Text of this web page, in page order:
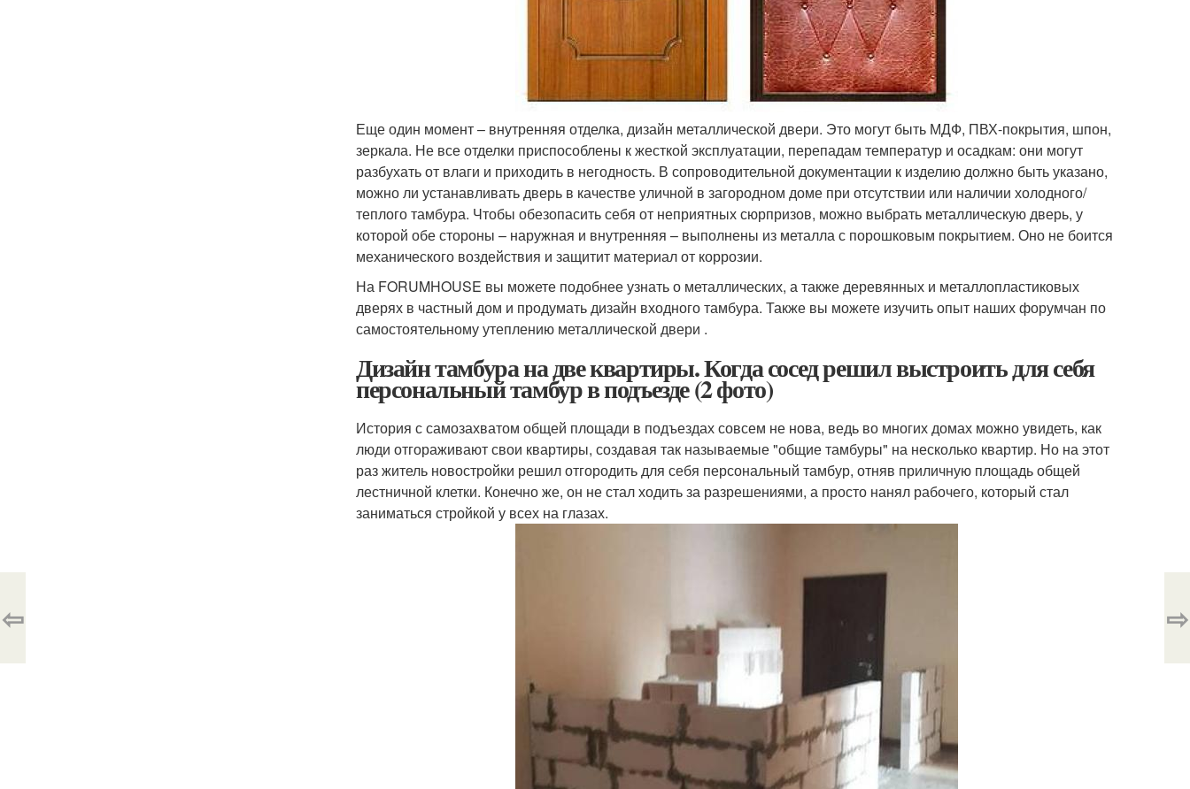
Еще один момент – внутренняя отделка, дизайн металлической двери. Это могут быть МДФ, ПВХ-покрытия, шпон,
зеркала. Не все отделки приспособлены к жесткой эксплуатации, перепадам температур и осадкам: они могут
разбухать от влаги и приходить в негодность. В сопроводительной документации к изделию должно быть указано,
можно ли устанавливать дверь в качестве уличной в загородном доме при отсутствии или наличии холодного/
теплого тамбура. Чтобы обезопасить себя от неприятных сюрпризов, можно выбрать металлическую дверь, у
которой обе стороны – наружная и внутренняя – выполнены из металла с порошковым покрытием. Оно не боится
механического воздействия и защитит материал от коррозии.
На FORUMHOUSE вы можете подобнее узнать о металлических, а также деревянных и металлопластиковых
дверях в частный дом и продумать дизайн входного тамбура. Также вы можете изучить опыт наших форумчан по
самостоятельному утеплению металлической двери .
Дизайн тамбура на две квартиры. Когда сосед решил выстроить для себя
персональный тамбур в подъезде (2 фото)
История с самозахватом общей площади в подъездах совсем не нова, ведь во многих домах можно увидеть, как
люди отгораживают свои квартиры, создавая так называемые "общие тамбуры" на несколько квартир. Но на этот
раз житель новостройки решил отгородить для себя персональный тамбур, отняв приличную площадь общей
лестничной клетки. Конечно же, он не стал ходить за разрешениями, а просто нанял рабочего, который стал
заниматься стройкой у всех на глазах.
⇦ ⇨